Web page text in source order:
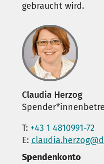
gebraucht wird.
Claudia Herzog
T: +43 1 4810991-72
E:
Spendenkonto